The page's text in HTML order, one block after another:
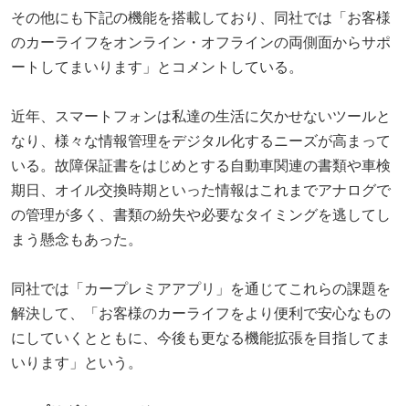
その他にも下記の機能を搭載しており、同社では「お客様
のカーライフをオンライン・オフラインの両側面からサポ
ートしてまいります」とコメントしている。
近年、スマートフォンは私達の生活に欠かせないツールと
なり、様々な情報管理をデジタル化するニーズが高まって
いる。故障保証書をはじめとする自動車関連の書類や車検
期日、オイル交換時期といった情報はこれまでアナログで
の管理が多く、書類の紛失や必要なタイミングを逃してし
まう懸念もあった。
同社では「カープレミアアプリ」を通じてこれらの課題を
解決して、「お客様のカーライフをより便利で安心なもの
にしていくとともに、今後も更なる機能拡張を目指してま
いります」という。